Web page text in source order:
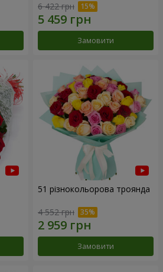
6 422 грн
Замовити
51 різнокольорова троянда
4 552 грн
Замовити